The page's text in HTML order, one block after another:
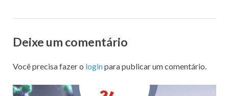
Deixe um comentário
Você precisa fazer o loginpara publicar um comentário.